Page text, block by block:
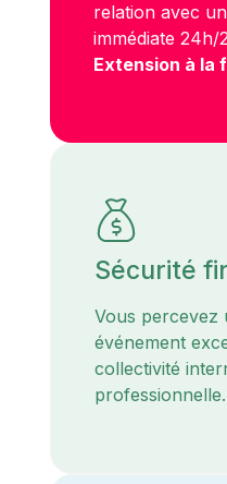
relation avec
immédiate 24h/
Extension à la
Sécurité
Vous percevez
événement
collectivité
professionnelle.